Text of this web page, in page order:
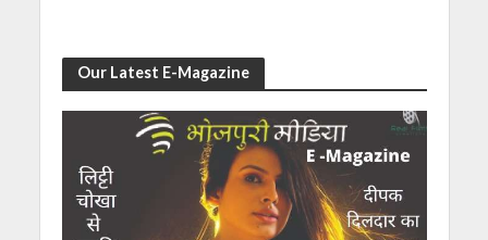
Our Latest E-Magazine